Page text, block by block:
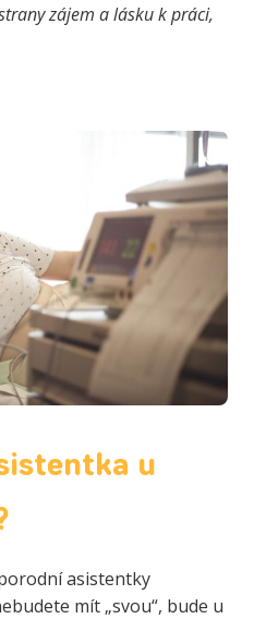
zájem a lásku k práci,
u
asistentky
mít „svou“, bude u